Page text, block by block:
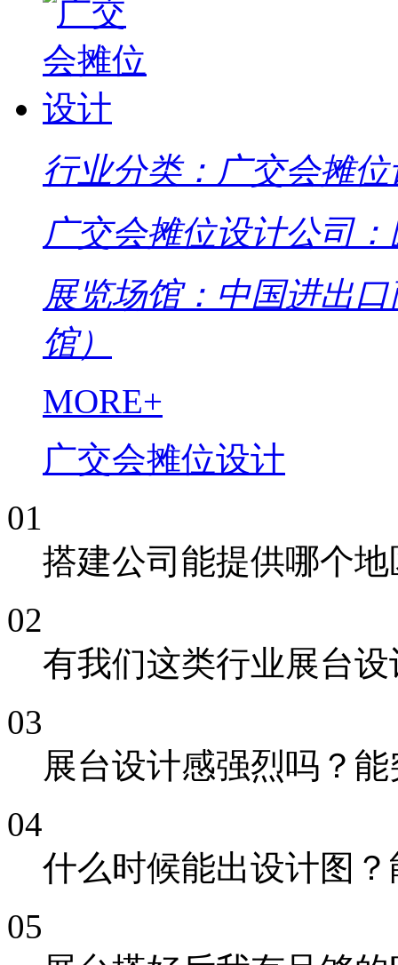
行业分类：广交会摊位
广交会摊位设计公司
展览场馆：中国进出
馆）
MORE+
广交会摊位设计
01
搭建公司能提供哪个
02
有我们这类行业展台
03
展台设计感强烈吗？
04
什么时候能出设计图
05